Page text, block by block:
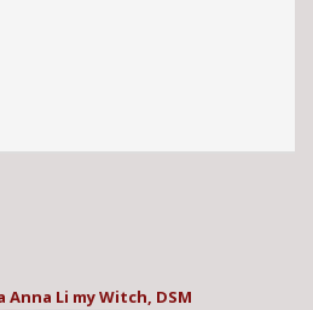
Anna Li my Witch, DSM